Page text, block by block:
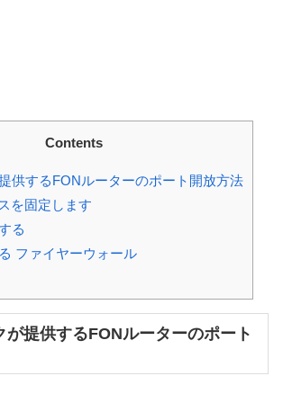
Contents
供するFONルーターのポート開放方法
を固定します
る
ファイヤーウォール
が提供するFONルーターのポート